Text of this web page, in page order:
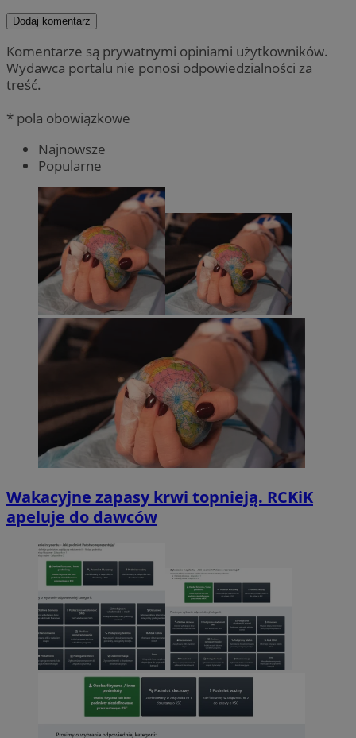
Dodaj komentarz
Komentarze są prywatnymi opiniami użytkowników.
Wydawca portalu nie ponosi odpowiedzialności za
treść.
* pola obowiązkowe
Najnowsze
Popularne
Wakacyjne zapasy krwi topnieją. RCKiK
apeluje do dawców